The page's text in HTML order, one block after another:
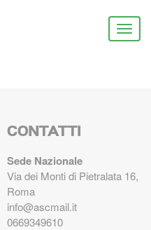
CONTATTI
Sede Nazionale
Via dei Monti di Pietralata 16,
Roma
info@ascmail.it
0669349610